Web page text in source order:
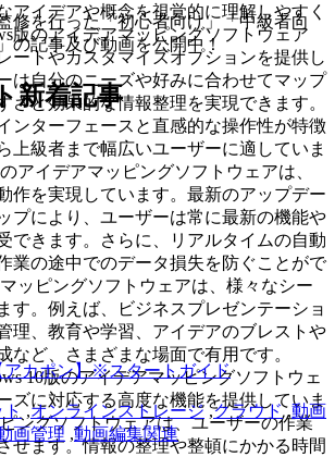
アイデアや概念を視覚的に理解しやすく
版のアイデアマッピングソフトウェア
ートやカスタマイズオプションを提供し
は自分のニーズや好みに合わせてマップ
さと効果的な情報整理を実現できます。
ンターフェースと直感的な操作性が特徴
上級者まで幅広いユーザーに適していま
アイデアマッピングソフトウェアは、
作を実現しています。最新のアップデー
プにより、ユーザーは常に最新の機能や
できます。さらに、リアルタイムの自動
業の途中でのデータ損失を防ぐことがで
ッピングソフトウェアは、様々なシー
す。例えば、ビジネスプレゼンテーショ
理、教育や学習、アイデアのブレストや
など、さまざまな場面で有用です。
10版のアイデアマッピングソフトウェ
ズに対応する高度な機能を提供していま
ングソフトウェアは、ユーザーの作業
せます。情報の整理や整頓にかかる時間
修を行った「初心者向け」「中級者向
の記事及び動画を公開中！
新着記事
アカポン】※スタートガイド
ト ,オンラインストレージ ,クラウド,動画
画管理 ,動画編集関連